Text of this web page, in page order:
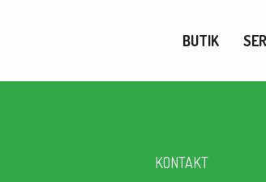
BUTIK
KONTAKT